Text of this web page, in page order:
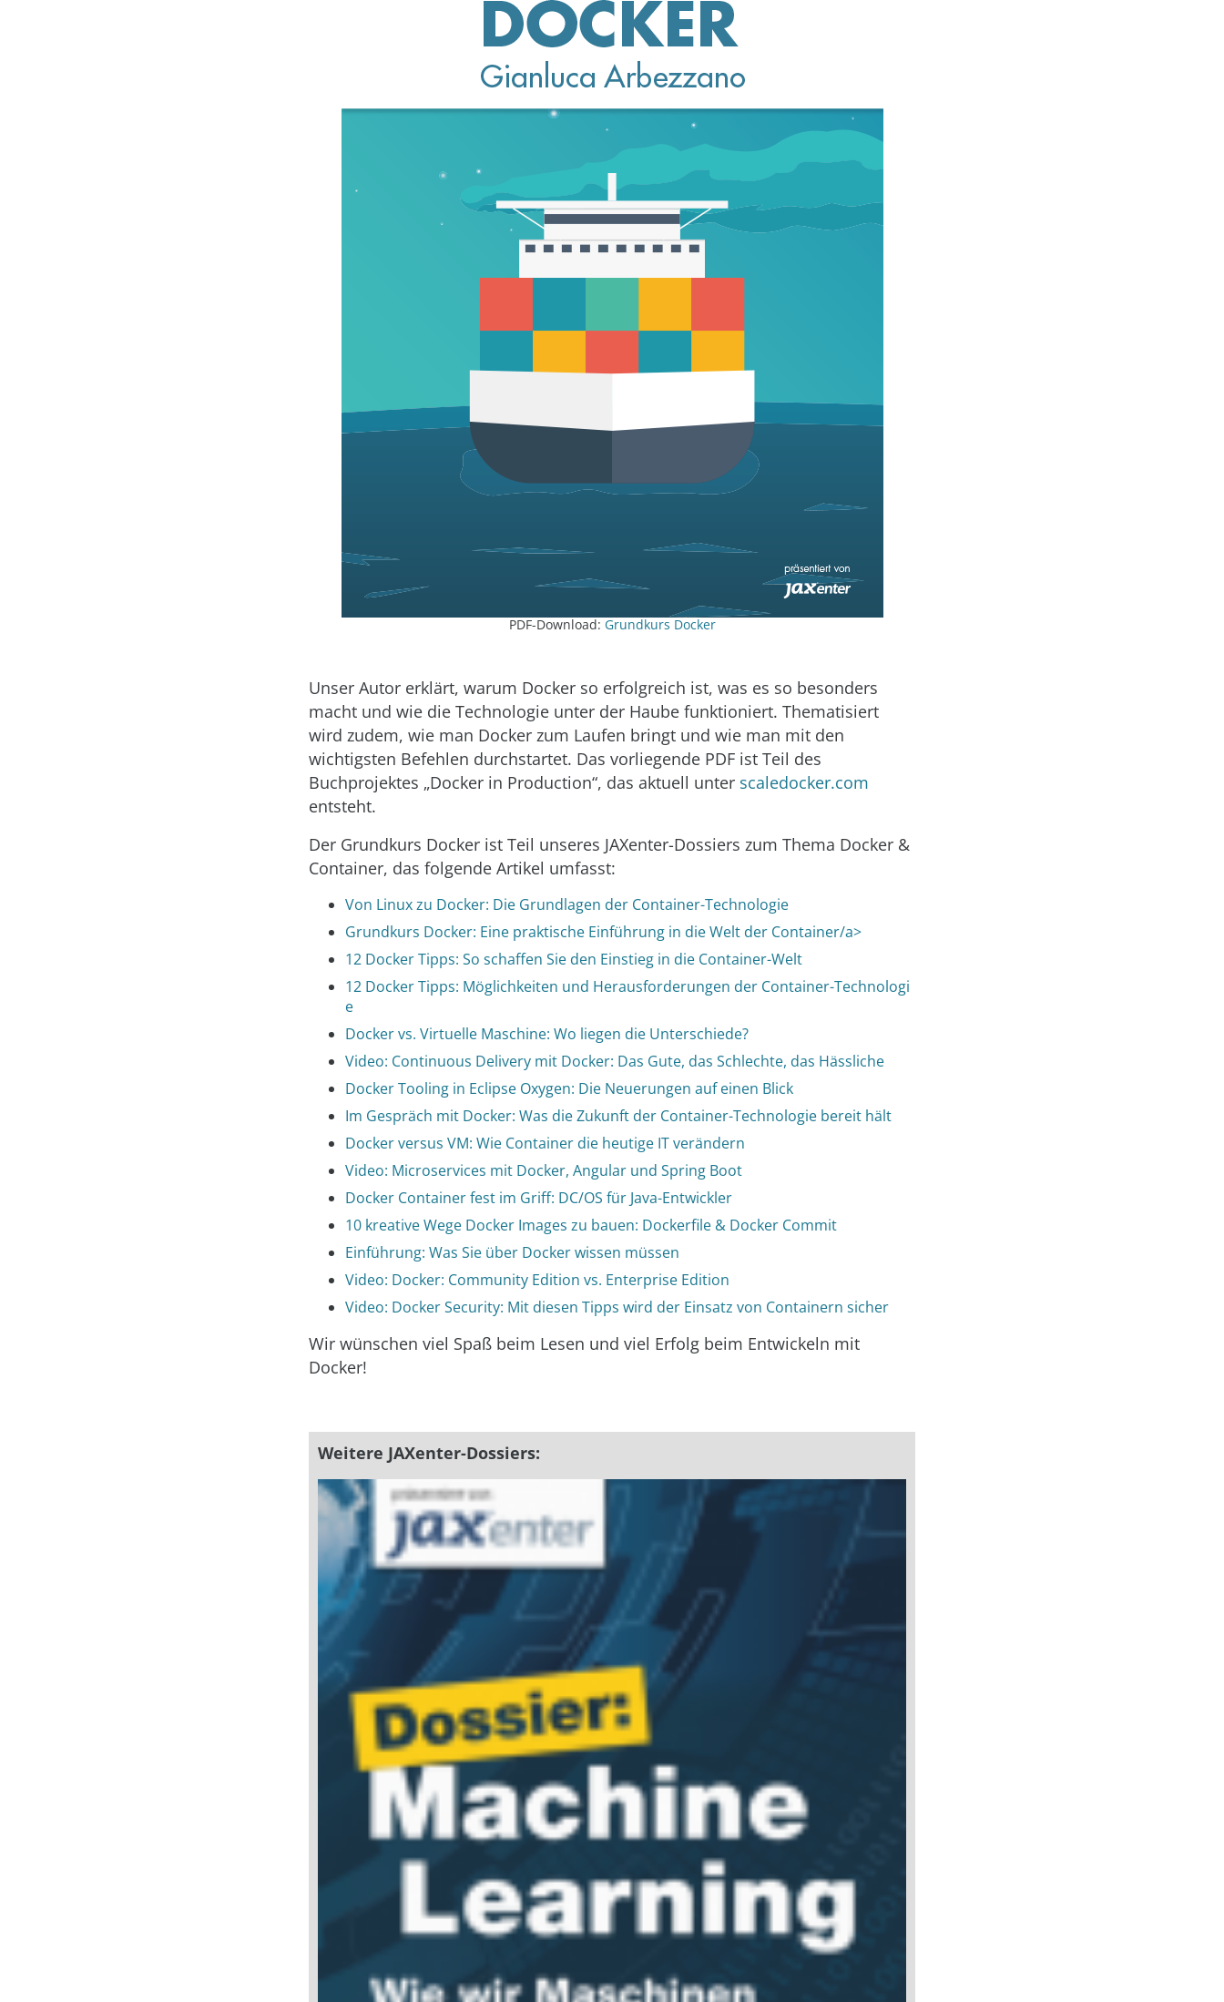
PDF-Download: Grundkurs Docker
Unser Autor erklärt, warum Docker so erfolgreich ist, was es so besonders
macht und wie die Technologie unter der Haube funktioniert. Thematisiert
wird zudem, wie man Docker zum Laufen bringt und wie man mit den
wichtigsten Befehlen durchstartet. Das vorliegende PDF ist Teil des
Buchprojektes „Docker in Production“, das aktuell unter scaledocker.com
entsteht.
Der Grundkurs Docker ist Teil unseres JAXenter-Dossiers zum Thema Docker &
Container, das folgende Artikel umfasst:
Von Linux zu Docker: Die Grundlagen der Container-Technologie
Grundkurs Docker: Eine praktische Einführung in die Welt der Container/a>
12 Docker Tipps: So schaffen Sie den Einstieg in die Container-Welt
12 Docker Tipps: Möglichkeiten und Herausforderungen der Container-Technologi
e
Docker vs. Virtuelle Maschine: Wo liegen die Unterschiede?
Video: Continuous Delivery mit Docker: Das Gute, das Schlechte, das Hässliche
Docker Tooling in Eclipse Oxygen: Die Neuerungen auf einen Blick
Im Gespräch mit Docker: Was die Zukunft der Container-Technologie bereit hält
Docker versus VM: Wie Container die heutige IT verändern
Video: Microservices mit Docker, Angular und Spring Boot
Docker Container fest im Griff: DC/OS für Java-Entwickler
10 kreative Wege Docker Images zu bauen: Dockerfile & Docker Commit
Einführung: Was Sie über Docker wissen müssen
Video: Docker: Community Edition vs. Enterprise Edition
Video: Docker Security: Mit diesen Tipps wird der Einsatz von Containern sicher
Wir wünschen viel Spaß beim Lesen und viel Erfolg beim Entwickeln mit
Docker!
Weitere JAXenter-Dossiers: